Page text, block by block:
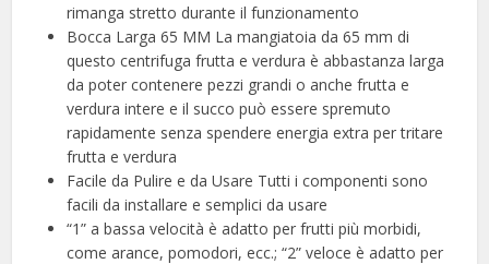
rimanga stretto durante il funzionamento
Bocca Larga 65 MM La mangiatoia da 65 mm di
questo centrifuga frutta e verdura è abbastanza larga
da poter contenere pezzi grandi o anche frutta e
verdura intere e il succo può essere spremuto
rapidamente senza spendere energia extra per tritare
frutta e verdura
Facile da Pulire e da Usare Tutti i componenti sono
facili da installare e semplici da usare
“1” a bassa velocità è adatto per frutti più morbidi,
come arance, pomodori, ecc.; “2” veloce è adatto per